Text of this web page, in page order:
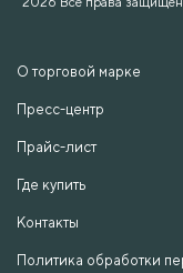
О торговой марке
Пресс-центр
Прайс-лист
Где купить
Контакты
Политика обработки